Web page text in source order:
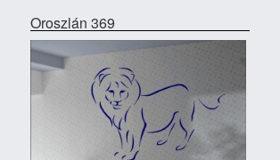
Oroszlán 369